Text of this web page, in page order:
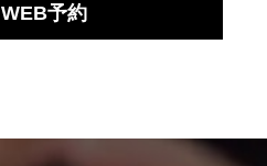
WEB予約